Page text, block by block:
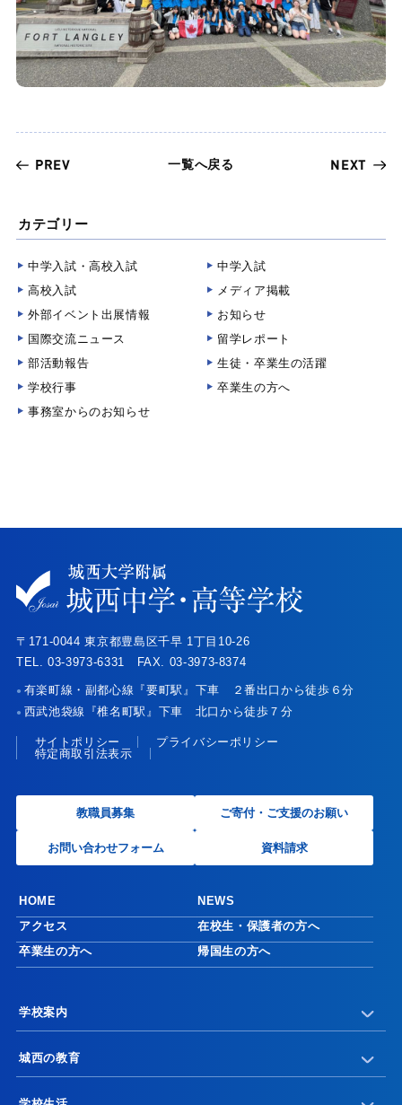
PREV 一覧へ戻る NEXT
カテゴリー
中学入試・高校入試
中学入試
高校入試
メディア掲載
外部イベント出展情報
お知らせ
国際交流ニュース
留学レポート
部活動報告
生徒・卒業生の活躍
学校行事
卒業生の方へ
事務室からのお知らせ
〒171-0044 東京都豊島区千早 1丁目10-26
TEL. 03-3973-6331 FAX. 03-3973-8374
● 有楽町線・副都心線『要町駅』下車 ２番出口から徒歩６分
● 西武池袋線『椎名町駅』下車 北口から徒歩７分
サイトポリシー
プライバシーポリシー
特定商取引法表示
教職員募集 ご寄付・ご支援のお願い
お問い合わせフォーム 資料請求
HOME
NEWS
アクセス
在校生・保護者の方へ
卒業生の方へ
帰国生の方へ
学校案内
城西の教育